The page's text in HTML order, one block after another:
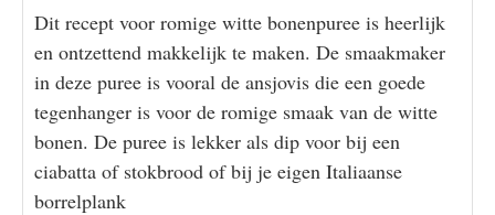
Dit recept voor romige witte bonenpuree is heerlijk
en ontzettend makkelijk te maken. De smaakmaker
in deze puree is vooral de ansjovis die een goede
tegenhanger is voor de romige smaak van de witte
bonen. De puree is lekker als dip voor bij een
ciabatta of stokbrood of bij je eigen Italiaanse
borrelplank